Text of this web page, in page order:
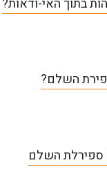
השלם?
ספירלת השלם